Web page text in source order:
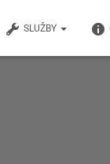
SLUŽBY